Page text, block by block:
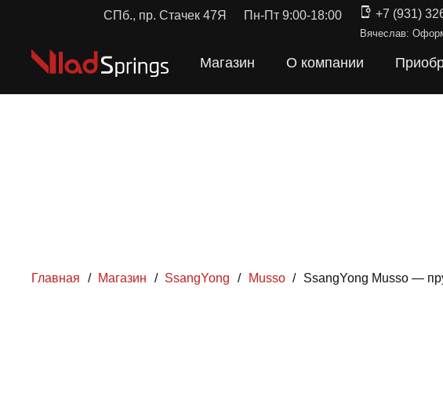
СПб., пр. Стачек 47Я Пн-Пт 9:00-18:00 +7 (931)
Вячеслав:
Магазин О компании
Главная / Магазин / SsangYong / Musso / SsangYong Musso —